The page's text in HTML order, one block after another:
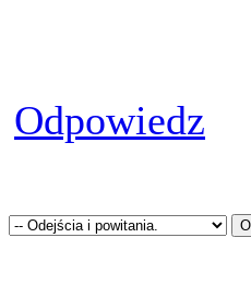
Odpowiedz